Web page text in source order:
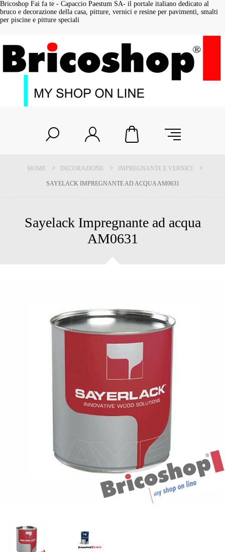
Bricoshop Fai fa te - Capaccio Paestum SA- il portale italiano dedicato al
bruco e decorazione della casa, pitture, vernici e resine per pavimenti, smalti
per piscine e pitture speciali
HOME DECORAZIONE IMPREGNANTE E VERNICI
SAYELACK IMPREGNANTE AD ACQUA AM0631
Sayelack Impregnante ad acqua
AM0631